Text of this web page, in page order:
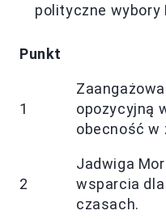
polityczne wybory
Punkt
1
opozycyjną
obecność w
2
Jadwiga
wsparcia
czasach.